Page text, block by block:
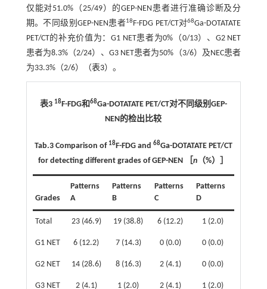
仅能对51.0%（25/49）的GEP-NEN患者进行准确诊断及分
期。不同级别GEP-NEN患者18 F-FDG PET/CT对68Ga-DOTATATE
PET/CT的补充价值为：G1 NET患者为0%（0/13）、G2 NET
患者为8.3%（2/24）、G3 NET患者为50%（3/6）及NEC患者
为33.3%（2/6）（表3）。
表3 18F-FDG和68Ga-DOTATATE PET/CT对不同级别GEP-
NEN的检出比较
Tab.3 Comparison of 18F-FDG and 68Ga-DOTATATE PET/CT
for detecting different grades of GEP-NEN ［n （%）］
Grades
Patterns
A
Patterns
B
Patterns
C
Patterns
D
Total 23 (46.9) 19 (38.8) 6 (12.2) 1 (2.0)
G1 NET 6 (12.2) 7 (14.3) 0 (0.0) 0 (0.0)
G2 NET 14 (28.6) 8 (16.3) 2 (4.1) 0 (0.0)
G3 NET 2 (4.1) 1 (2.0) 2 (4.1) 1 (2.0)